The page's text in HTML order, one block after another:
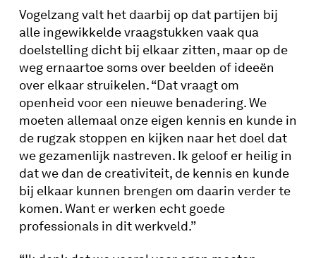
Vogelzang valt het daarbij op dat partijen bij
alle ingewikkelde vraagstukken vaak qua
doelstelling dicht bij elkaar zitten, maar op de
weg ernaartoe soms over beelden of ideeën
over elkaar struikelen. “Dat vraagt om
openheid voor een nieuwe benadering. We
moeten allemaal onze eigen kennis en kunde in
de rugzak stoppen en kijken naar het doel dat
we gezamenlijk nastreven. Ik geloof er heilig in
dat we dan de creativiteit, de kennis en kunde
bij elkaar kunnen brengen om daarin verder te
komen. Want er werken echt goede
professionals in dit werkveld.”